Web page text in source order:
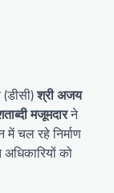
(डीसी)श्री अजय
मजूमदारने
में चल रहे निर्माण
को